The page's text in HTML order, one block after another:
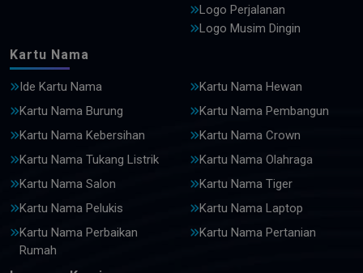
Logo Perjalanan
Logo Musim Dingin
Kartu Nama
Ide Kartu Nama
Kartu Nama Hewan
Kartu Nama Burung
Kartu Nama Pembangun
Kartu Nama Kebersihan
Kartu Nama Crown
Kartu Nama Tukang Listrik
Kartu Nama Olahraga
Kartu Nama Salon
Kartu Nama Tiger
Kartu Nama Pelukis
Kartu Nama Laptop
Kartu Nama Perbaikan
Rumah
Kartu Nama Pertanian